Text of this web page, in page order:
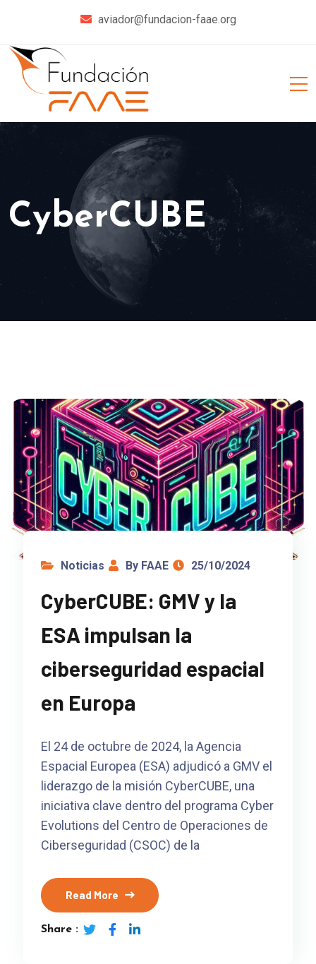
aviador@fundacion-faae.org
CyberCUBE
Noticias By FAAE 25/10/2024
CyberCUBE: GMV y la
ESA impulsan la
ciberseguridad espacial
en Europa
El 24 de octubre de 2024, la Agencia
Espacial Europea (ESA) adjudicó a GMV el
liderazgo de la misión CyberCUBE, una
iniciativa clave dentro del programa Cyber
Evolutions del Centro de Operaciones de
Ciberseguridad (CSOC) de la
Read More
Share :